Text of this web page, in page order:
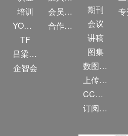
培训
YOCSEF
TF
吕梁振兴
企智会
会员交费
合作伙伴
期刊
会议
讲稿
图集
数图编审委员会
上传/发布作品
CCF DL Focus
订阅《计算》